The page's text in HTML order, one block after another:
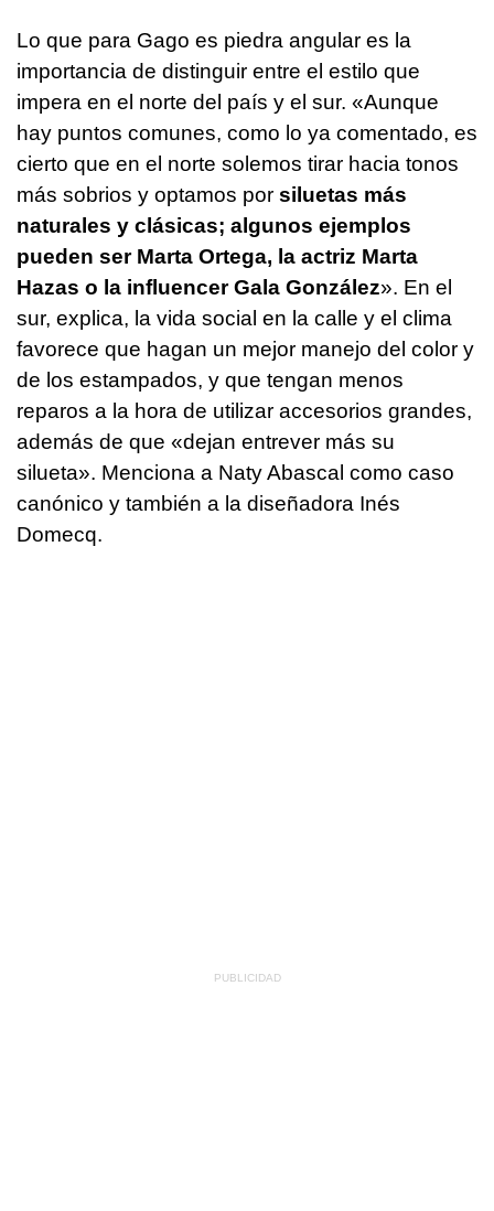
Lo que para Gago es piedra angular es la
importancia de distinguir entre el estilo que
impera en el norte del país y el sur. «Aunque
hay puntos comunes, como lo ya comentado, es
cierto que en el norte solemos tirar hacia tonos
más sobrios y optamos por siluetas más
naturales y clásicas; algunos ejemplos
pueden ser Marta Ortega, la actriz Marta
Hazas o la influencer Gala González». En el
sur, explica, la vida social en la calle y el clima
favorece que hagan un mejor manejo del color y
de los estampados, y que tengan menos
reparos a la hora de utilizar accesorios grandes,
además de que «dejan entrever más su
silueta». Menciona a Naty Abascal como caso
canónico y también a la diseñadora Inés
Domecq.